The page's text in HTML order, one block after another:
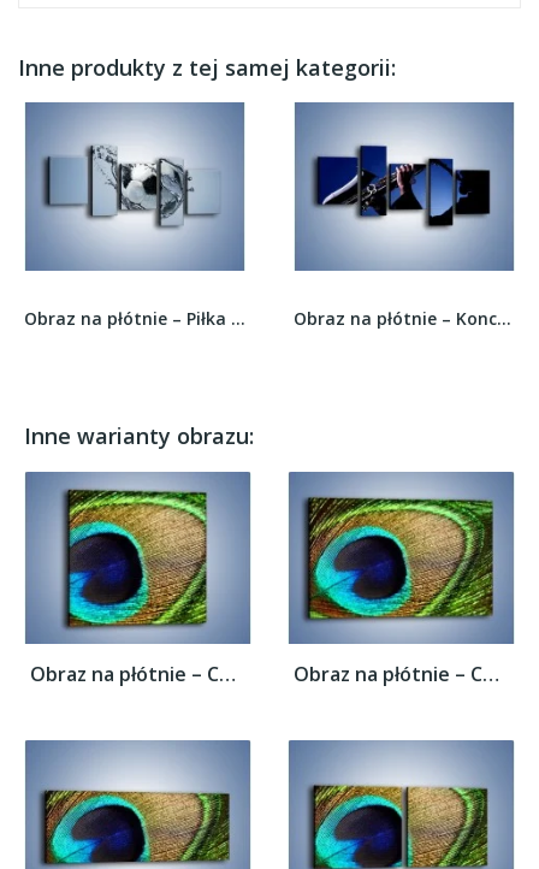
Inne produkty z tej samej kategorii:
Obraz na płótnie – Piłka w wodnej skorupce –... Obraz na płótnie – Koncert na saksofonie –...
Inne warianty obrazu:
Obraz na płótnie – Cudowne pawie oko –... Obraz na płótnie – Cudowne pawie oko –...